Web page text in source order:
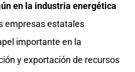
en la industria energética
empresas estatales
importante en la
y exportación de recursos